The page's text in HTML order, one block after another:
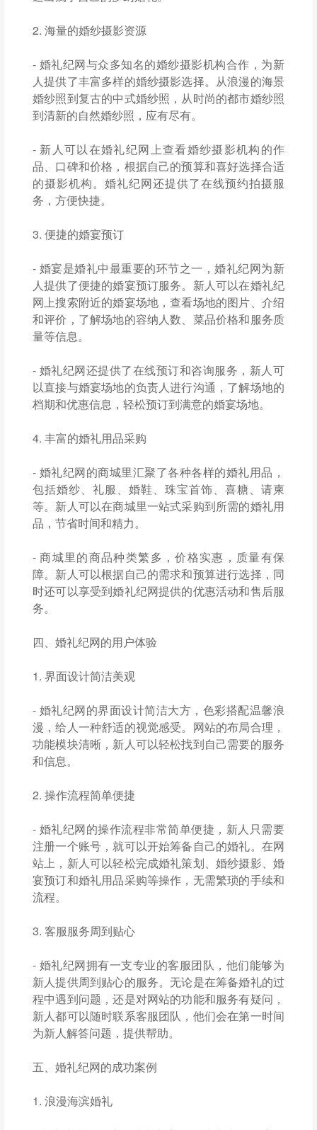
2. 海量的婚纱摄影资源
- 婚礼纪网与众多知名的婚纱摄影机构合作，为新
人提供了丰富多样的婚纱摄影选择。从浪漫的海景
婚纱照到复古的中式婚纱照，从时尚的都市婚纱照
到清新的自然婚纱照，应有尽有。
- 新人可以在婚礼纪网上查看婚纱摄影机构的作
品、口碑和价格，根据自己的预算和喜好选择合适
的摄影机构。婚礼纪网还提供了在线预约拍摄服
务，方便快捷。
3. 便捷的婚宴预订
- 婚宴是婚礼中最重要的环节之一，婚礼纪网为新
人提供了便捷的婚宴预订服务。新人可以在婚礼纪
网上搜索附近的婚宴场地，查看场地的图片、介绍
和评价，了解场地的容纳人数、菜品价格和服务质
量等信息。
- 婚礼纪网还提供了在线预订和咨询服务，新人可
以直接与婚宴场地的负责人进行沟通，了解场地的
档期和优惠信息，轻松预订到满意的婚宴场地。
4. 丰富的婚礼用品采购
- 婚礼纪网的商城里汇聚了各种各样的婚礼用品，
包括婚纱、礼服、婚鞋、珠宝首饰、喜糖、请柬
等。新人可以在商城里一站式采购到所需的婚礼用
品，节省时间和精力。
- 商城里的商品种类繁多，价格实惠，质量有保
障。新人可以根据自己的需求和预算进行选择，同
时还可以享受到婚礼纪网提供的优惠活动和售后服
务。
四、婚礼纪网的用户体验
1. 界面设计简洁美观
- 婚礼纪网的界面设计简洁大方，色彩搭配温馨浪
漫，给人一种舒适的视觉感受。网站的布局合理，
功能模块清晰，新人可以轻松找到自己需要的服务
和信息。
2. 操作流程简单便捷
- 婚礼纪网的操作流程非常简单便捷，新人只需要
注册一个账号，就可以开始筹备自己的婚礼。在网
站上，新人可以轻松完成婚礼策划、婚纱摄影、婚
宴预订和婚礼用品采购等操作，无需繁琐的手续和
流程。
3. 客服服务周到贴心
- 婚礼纪网拥有一支专业的客服团队，他们能够为
新人提供周到贴心的服务。无论是在筹备婚礼的过
程中遇到问题，还是对网站的功能和服务有疑问，
新人都可以随时联系客服团队，他们会在第一时间
为新人解答问题，提供帮助。
五、婚礼纪网的成功案例
1. 浪漫海滨婚礼